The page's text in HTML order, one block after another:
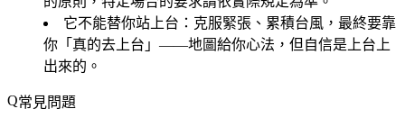
它不能替你站上台 ：克服緊張、累積台風，最終要靠
你「真的去上台」——地圖給你心法，但自信是上台上
出來的。
常見問題